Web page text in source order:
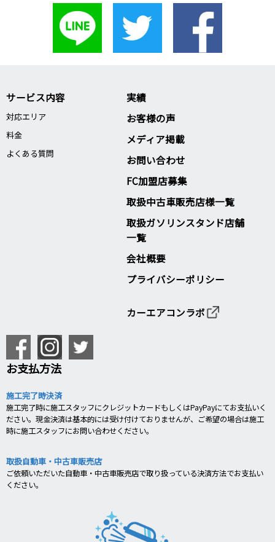
サービス内容
対応エリア
料金
よくある質問
実績
お客様の声
メディア掲載
お問い合わせ
FC加盟店募集
取扱中古車販売店様一覧
取扱ガソリンスタンド店舗
一覧
会社概要
プライバシーポリシー
カーエアコンラボ
お支払方法
施工完了時決済
施工完了時に施工スタッフにクレジットカードもしくはPayPayにてお支払いく
ださい。現金決済は基本的には受け付けておりませんが、ご希望の場合は施工
時に施工スタッフにお問い合わせください。
取扱自動車・中古車販売店
ご依頼いただいた自動車・中古車販売店で取り扱っている決済方法でお支払い
ください。